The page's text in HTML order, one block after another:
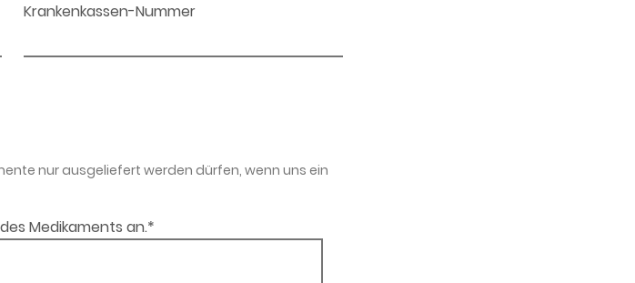
Krankenkassen-Nummer
nur ausgeliefert werden dürfen, wenn uns ein
Medikaments an.*